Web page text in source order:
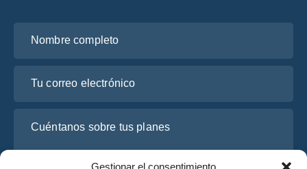
Gestionar el consentimiento